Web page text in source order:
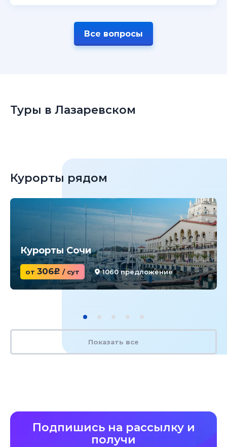
Все вопросы
Туры в Лазаревском
Курорты рядом
Курорты Сочи
от 306c / сут 1060 предложение
Показать все
Подпишись на рассылку и
получи